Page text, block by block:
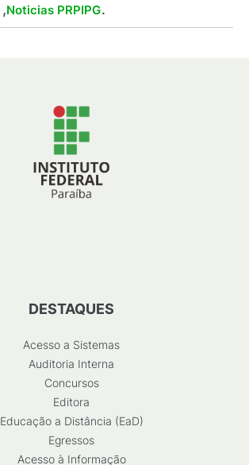
,Noticias PRPIPG.
DESTAQUES
Acesso a Sistemas
Auditoria Interna
Concursos
Editora
Educação a Distância (EaD)
Egressos
Acesso à Informação